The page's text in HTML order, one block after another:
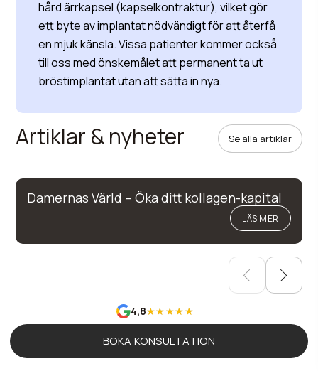
hård ärrkapsel (kapselkontraktur), vilket gör
ett byte av implantat nödvändigt för att återfå
en mjuk känsla. Vissa patienter kommer också
till oss med önskemålet att permanent ta ut
bröstimplantat utan att sätta in nya.
Artiklar & nyheter Se alla artiklar
Damernas Värld – Öka ditt kollagen-kapital
LÄS MER
4,8
BOKA KONSULTATION